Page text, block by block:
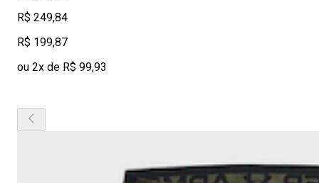
R$ 249,84
R$ 199,87
ou 2x de R$ 99,93